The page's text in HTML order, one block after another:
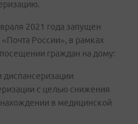
2021 года запущен
России», в рамках
граждан на дому:
с целью снижения
в медицинской